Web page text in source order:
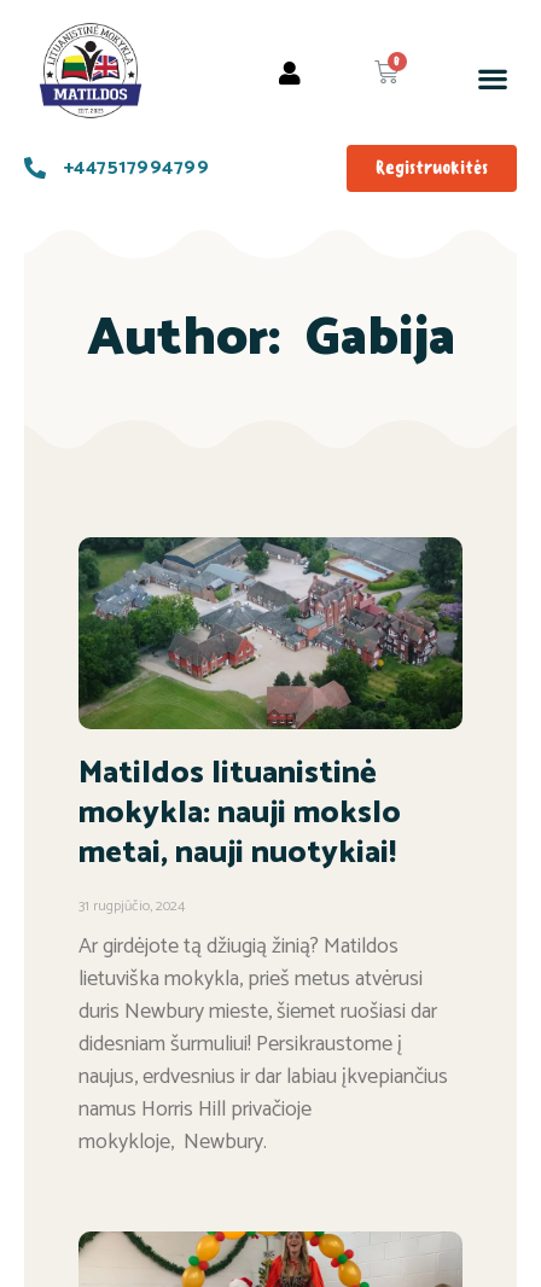
+447517994799 Registruokitės
Author: Gabija
Matildos lituanistinė
mokykla: nauji mokslo
metai, nauji nuotykiai!
31 rugpjūčio, 2024
Ar girdėjote tą džiugią žinią? Matildos
lietuviška mokykla, prieš metus atvėrusi
duris Newbury mieste, šiemet ruošiasi dar
didesniam šurmuliui! Persikraustome į
naujus, erdvesnius ir dar labiau įkvepiančius
namus Horris Hill privačioje
mokykloje, Newbury.